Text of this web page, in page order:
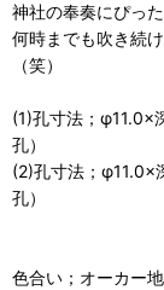
神社の奉奏にぴっ
何時までも吹き続
（笑）
(1)孔寸法；φ11.0×
孔）
(2)孔寸法；φ11.0×
孔）
色合い；オーカー